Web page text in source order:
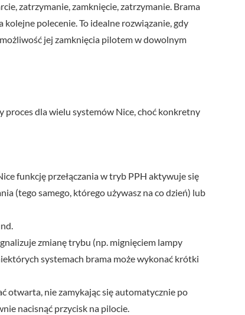
zatrzymanie, zamknięcie, zatrzymanie. Brama
kolejne polecenie. To idealne rozwiązanie, gdy
jej zamknięcia pilotem w dowolnym
proces dla wielu systemów Nice, choć konkretny
funkcję przełączania w tryb PPH aktywuje się
(tego samego, którego używasz na co dzień) lub
zmianę trybu (np. mignięciem lampy
systemach brama może wykonać krótki
otwarta, nie zamykając się automatycznie po
nacisnąć przycisk na pilocie.